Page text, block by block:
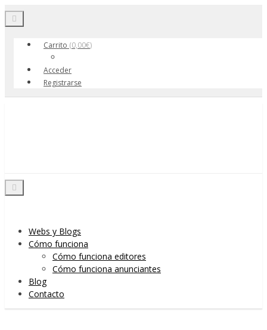
Toggle navigation
Carrito (0,00€)
Acceder
Registrarse
Menu
Skip to content
Toggle navigation
Webs y Blogs
Cómo funciona
Cómo funciona editores
Cómo funciona anunciantes
Blog
Contacto